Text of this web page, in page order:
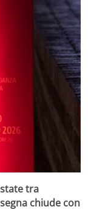
tra
chiude con